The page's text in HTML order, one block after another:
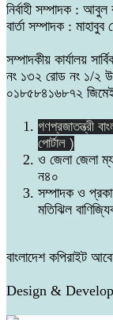
নির্বাহী সম্পাদক :
বার্তা সম্পাদক : মাহাবুব
সম্পাদকীয় কার্যালয়
নং ১৩২ রোড নং ১/২
০১৮৫৮৪১৬৮৭২
গণপ্রজাতন্ত্রী
পোর্টাল )
ও জেলা জেলা
ন৪০
সম্পাদক ও
মতিঝিল
বাংলাদেশ কপিরাইট
Design &